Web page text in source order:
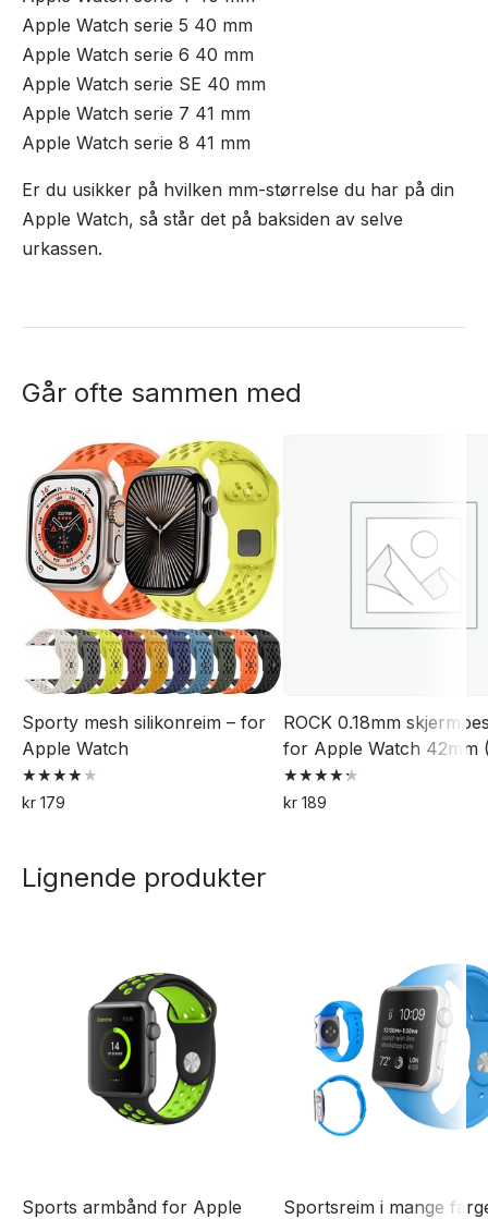
Apple Watch serie 5 40 mm
Apple Watch serie 6 40 mm
Apple Watch serie SE 40 mm
Apple Watch serie 7 41 mm
Apple Watch serie 8 41 mm
Er du usikker på hvilken mm-størrelse du har på din
Apple Watch, så står det på baksiden av selve
urkassen.
Går ofte sammen med
Sporty mesh silikonreim – for
Apple Watch
Vurdert
4.00
kr 179
har
Alternativene
produktsiden
ROCK 0.18mm
for Apple Watch 42mm
Vurdert
4.33
kr189
Lignende produkter
Sports armbånd for Apple
Sportsreim i mange